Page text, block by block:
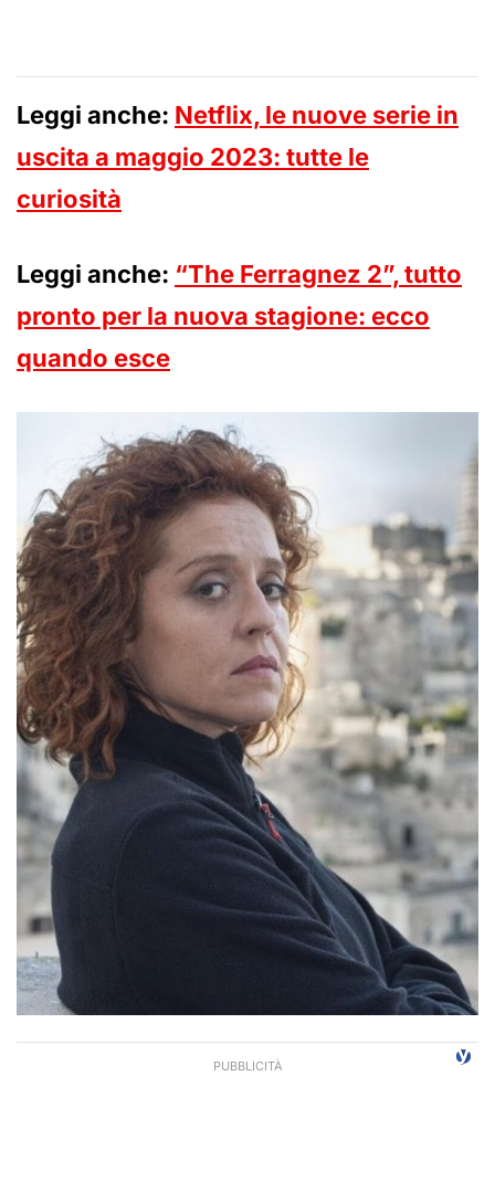
Leggi anche: Netflix, le nuove serie in
uscita a maggio 2023: tutte le
curiosità
Leggi anche: “The Ferragnez 2”, tutto
pronto per la nuova stagione: ecco
quando esce